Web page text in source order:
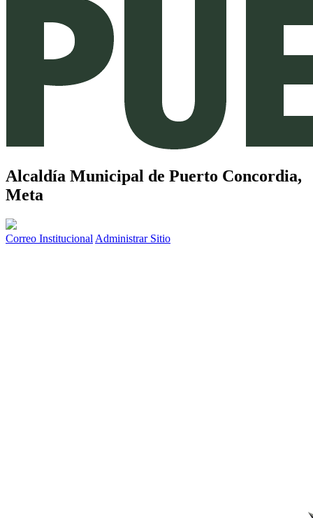
Alcaldía Municipal de Puerto Concordia,
Meta
Correo Institucional Administrar Sitio